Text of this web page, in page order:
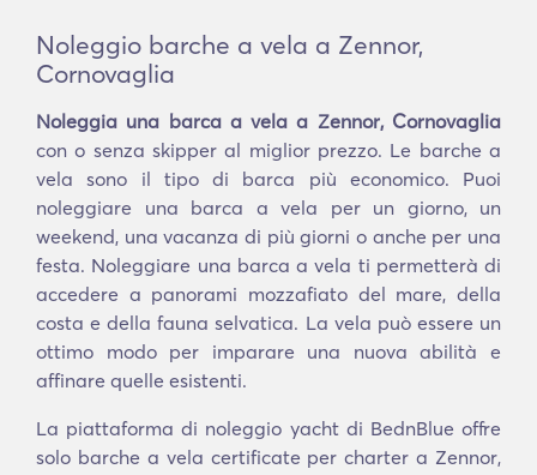
Noleggio barche a vela a Zennor,
Cornovaglia
Noleggia una barca a vela a Zennor, Cornovaglia
con o senza skipper al miglior prezzo. Le barche a
vela sono il tipo di barca più economico. Puoi
noleggiare una barca a vela per un giorno, un
weekend, una vacanza di più giorni o anche per una
festa. Noleggiare una barca a vela ti permetterà di
accedere a panorami mozzafiato del mare, della
costa e della fauna selvatica. La vela può essere un
ottimo modo per imparare una nuova abilità e
affinare quelle esistenti.
La piattaforma di noleggio yacht di BednBlue offre
solo barche a vela certificate per charter a Zennor,